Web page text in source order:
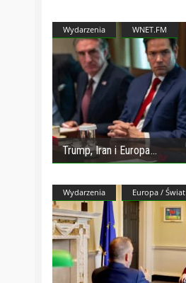
Wydarzenia WNET.FM
Trump, Iran i Europa
Wydarzenia Europa / Świat